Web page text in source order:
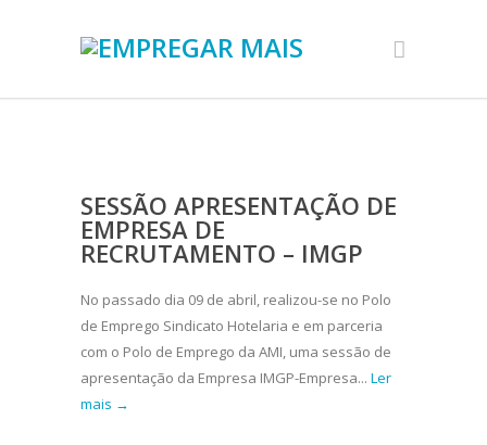
SESSÃO APRESENTAÇÃO DE
EMPRESA DE
RECRUTAMENTO – IMGP
No passado dia 09 de abril, realizou-se no Polo
de Emprego Sindicato Hotelaria e em parceria
com o Polo de Emprego da AMI, uma sessão de
apresentação da Empresa IMGP-Empresa... Ler
mais →